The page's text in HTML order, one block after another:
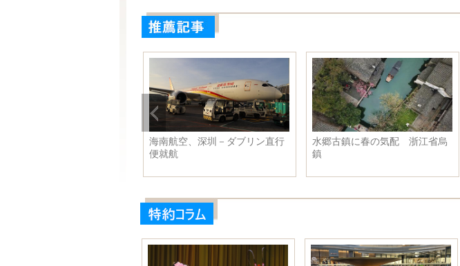
海南航空、深圳－ダブリン直行
便就航
水郷古鎮に春の気配 浙江省烏
鎮